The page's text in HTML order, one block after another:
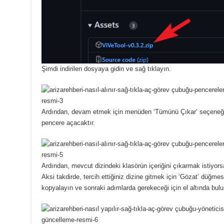
Şimdi indirilen dosyaya gidin ve sağ tıklayın.
Ardından, devam etmek için menüden ‘Tümünü Çıkar’
pencere açacaktır.
Ardından, mevcut dizindeki klasörün içeriğini çıkarmak
Aksi takdirde, tercih ettiğiniz dizine gitmek için ‘Gözat’
kopyalayın ve sonraki adımlarda gerekeceği için el altında